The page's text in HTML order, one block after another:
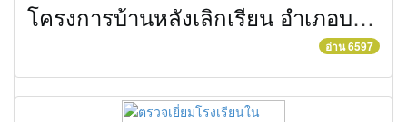
โครงการบ้านหลังเลิกเรียน อำเภอบางบาล
อ่าน 6597